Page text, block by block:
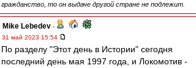
гражданство, то он выдаче другой стране не подлежит.
Mike Lebedev -
31 май 2023 15:54
По разделу "Этот день в Истории" сегодня
последний день мая 1997 года, и Локомотив -